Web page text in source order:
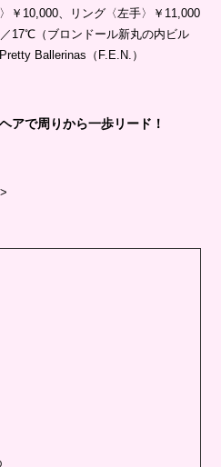
￥10,000、リング〈左手〉￥11,000
17℃（ブロンドール新丸の内ビル
Ballerinas（F.E.N.）
アで周りから一歩リード！